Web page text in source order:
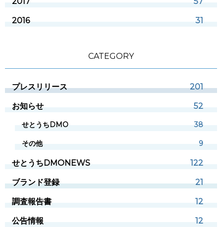
2016 31
CATEGORY
プレスリリース 201
お知らせ 52
せとうちDMO 38
その他 9
せとうちDMONEWS 122
ブランド登録 21
調査報告書 12
公告情報 12